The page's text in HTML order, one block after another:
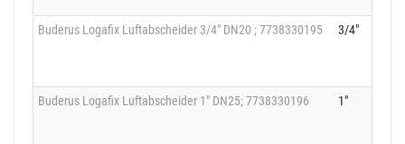
Buderus Logafix Luftabscheider 3/4" DN20 ; 7738330195 3/4"
Buderus Logafix Luftabscheider 1" DN25; 7738330196 1"